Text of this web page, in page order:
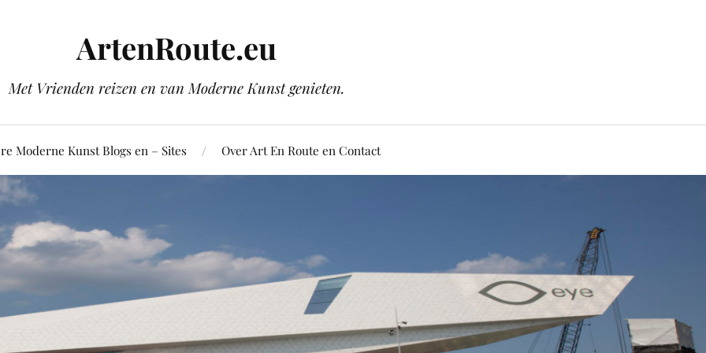
ArtenRoute.eu
Met Vrienden reizen en van Moderne Kunst genieten.
Moderne Kunst Blogs en – Sites Over Art En Route en Contact